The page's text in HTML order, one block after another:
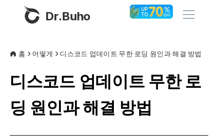
Dr.Buho
제품
BuhoCleaner
BuhoUnlocker
BuhoRepair
스토어
홈 어떻게 디스코드 업데이트 무한 로딩 원인과 해결 방법
디스코드 업데이트 무한 로
딩 원인과 해결 방법